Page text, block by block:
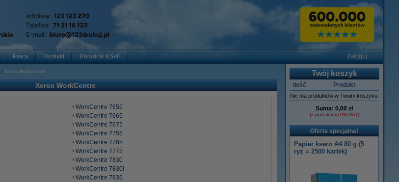
Praca Kontakt Poradnik KSeF Zaloguj
Xerox WorkCentre
Xerox WorkCentre
WorkCentre 7655
WorkCentre 7665
WorkCentre 7675
WorkCentre 7755
WorkCentre 7765
WorkCentre 7775
WorkCentre 7830
WorkCentre 7830i
WorkCentre 7835
Twój koszyk
Ilość Produkt
Nie ma produktów w Twoim koszyku.
Suma: 0,00 zł
(z podatkiem 0% VAT)
Oferta specjalna!
Papier ksero A4 80 g (5
ryz = 2500 kartek)